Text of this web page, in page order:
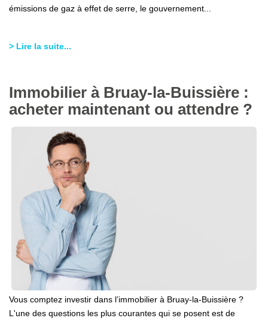
émissions de gaz à effet de serre, le gouvernement...
> Lire la suite...
Immobilier à Bruay-la-Buissière :
acheter maintenant ou attendre ?
Vous comptez investir dans l’immobilier à Bruay-la-Buissière ?
L'une des questions les plus courantes qui se posent est de